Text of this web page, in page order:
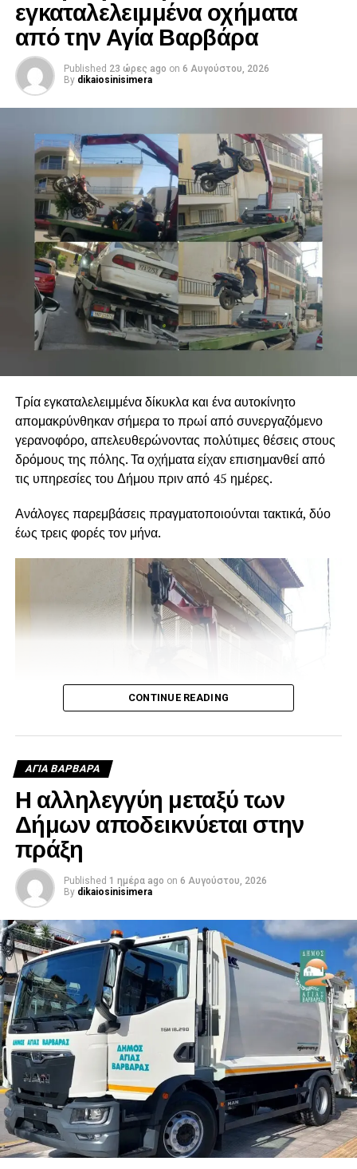
εγκαταλελειμμένα οχήματα
από την Αγία Βαρβάρα
Published 23 ώρες ago on 6 Αυγούστου, 2026
By dikaiosinisimera
Τρία εγκαταλελειμμένα δίκυκλα και ένα αυτοκίνητο
απομακρύνθηκαν σήμερα το πρωί από συνεργαζόμενο
γερανοφόρο, απελευθερώνοντας πολύτιμες θέσεις στους
δρόμους της πόλης. Τα οχήματα είχαν επισημανθεί από
τις υπηρεσίες του Δήμου πριν από 45 ημέρες.
Ανάλογες παρεμβάσεις πραγματοποιούνται τακτικά, δύο
έως τρεις φορές τον μήνα.
CONTINUE READING
ΑΓΙΑ ΒΑΡΒΑΡΑ
Η αλληλεγγύη μεταξύ των
Δήμων αποδεικνύεται στην
πράξη
Published 1 ημέρα ago on 6 Αυγούστου, 2026
By dikaiosinisimera